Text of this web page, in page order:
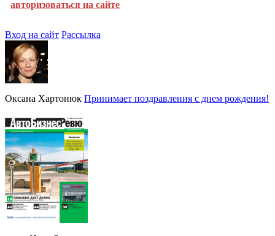
авторизоваться на сайте
Вход на сайт Рассылка
Оксана Хартонюк Принимает поздравления с днем рождения!